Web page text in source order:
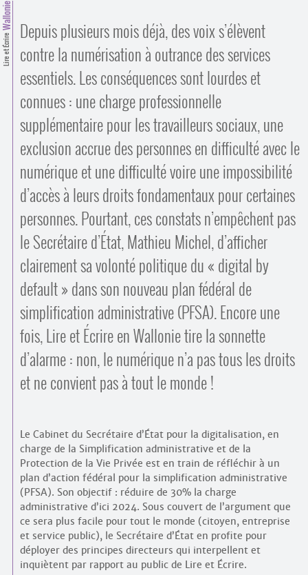
Comprendre et parler
Bienvenue en Belgique
Espace presse
Contacts
Trouver un lieu d’alphabétisation
Lire et Écrire
Wallonie Depuis plusieurs mois déjà, des voix s’élèvent
contre la numérisation à outrance des services
essentiels. Les conséquences sont lourdes et
connues : une charge professionnelle
supplémentaire pour les travailleurs sociaux, une
exclusion accrue des personnes en difficulté avec le
numérique et une difficulté voire une impossibilité
d’accès à leurs droits fondamentaux pour certaines
personnes. Pourtant, ces constats n’empêchent pas
le Secrétaire d’État, Mathieu Michel, d’afficher
clairement sa volonté politique du « digital by
default » dans son nouveau plan fédéral de
simplification administrative (PFSA). Encore une
fois, Lire et Écrire en Wallonie tire la sonnette
d’alarme : non, le numérique n’a pas tous les droits
et ne convient pas à tout le monde !
Le Cabinet du Secrétaire d’État pour la digitalisation, en
charge de la Simplification administrative et de la
Protection de la Vie Privée est en train de réfléchir à un
plan d’action fédéral pour la simplification administrative
(PFSA). Son objectif : réduire de 30% la charge
administrative d’ici 2024. Sous couvert de l’argument que
ce sera plus facile pour tout le monde (citoyen, entreprise
et service public), le Secrétaire d’État en profite pour
déployer des principes directeurs qui interpellent et
inquiètent par rapport au public de Lire et Écrire.